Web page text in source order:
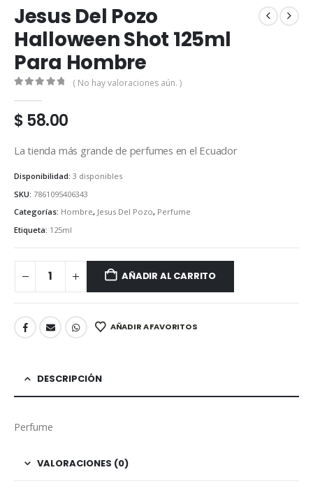
Jesus Del Pozo
Halloween Shot 125ml
Para Hombre
( No hay valoraciones aún. )
$58.00
La tienda más grande de perfumes en el Ecuador
Disponibilidad: 3 disponibles
SKU: 7861095406343
Categorías: Hombre, Jesus Del Pozo, Perfume
Etiqueta: 125ml
AÑADIR AL CARRITO
AÑADIR A FAVORITOS
DESCRIPCIÓN
Perfume
VALORACIONES (0)